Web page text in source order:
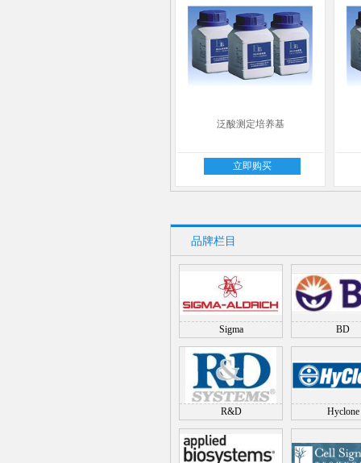
泛酸测定培养基
立即购买
品牌栏目
Sigma BD
R&D Hyclone